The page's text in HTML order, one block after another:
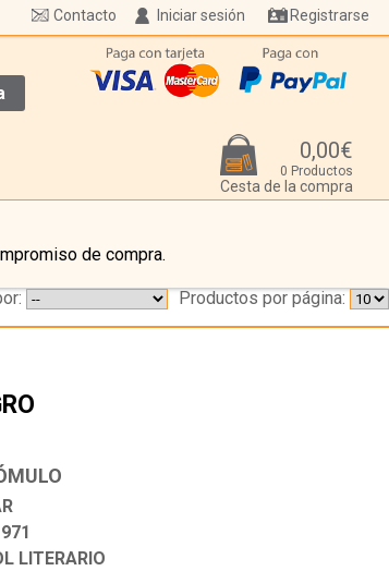
Iniciar sesión Registrarse
Contacto
0,00€
0 Productos
Cesta de la compra
de compra.
Productos por página:
LITERARIO